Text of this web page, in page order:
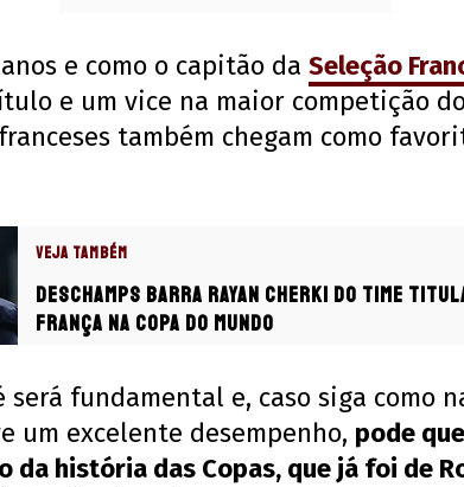
e como o capitão da Seleção
e um vice na maior competição
também chegam como
VEJA TAMBÉM
Deschamps barra Rayan Cherki do time
França na Copa do Mundo
será fundamental e, caso siga como
um excelente desempenho, pode
da história das Copas, que já foi de